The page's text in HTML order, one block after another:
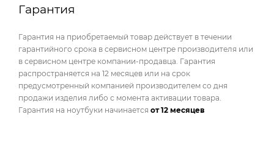
Гарантия
Гарантия на приобретаемый товар действует в течении
гарантийного срока в сервисном центре производителя или
в сервисном центре компании-продавца. Гарантия
распространяется на 12 месяцев или на срок
предусмотренный компанией производителем со дня
продажи изделия либо с момента активации товара.
Гарантия на ноутбуки начинается от 12 месяцев